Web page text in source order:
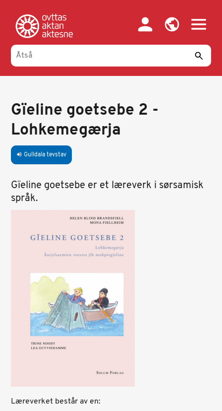
oajvve-
sisadnuj
Gïeline goetsebe 2 -
Lohkemegærja
volume_up Gulldala tevstav
Gïeline goetsebe er et læreverk i sørsamisk
språk.
Læreverket består av en: